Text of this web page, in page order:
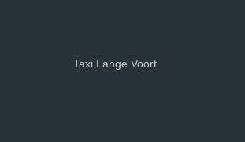
Taxi Lange Voort